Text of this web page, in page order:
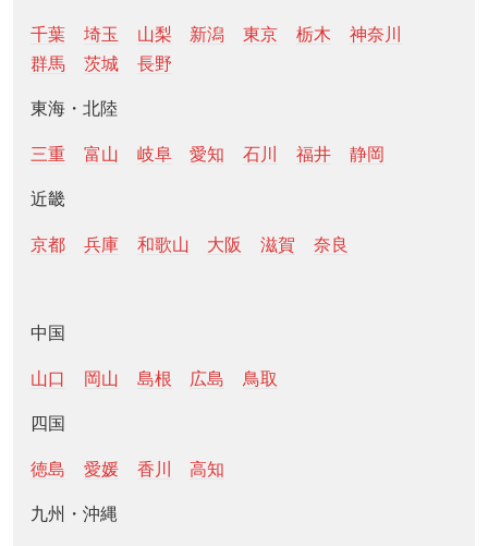
千葉 埼玉 山梨 新潟 東京 栃木
神奈川
群馬
茨城 長野
東海・北陸
三重 富山 岐阜 愛知 石川 福井 静岡
近畿
京都 兵庫 和歌山 大阪 滋賀 奈良
中国
山口 岡山 島根 広島 鳥取
四国
徳島 愛媛 香川 高知
九州・沖縄